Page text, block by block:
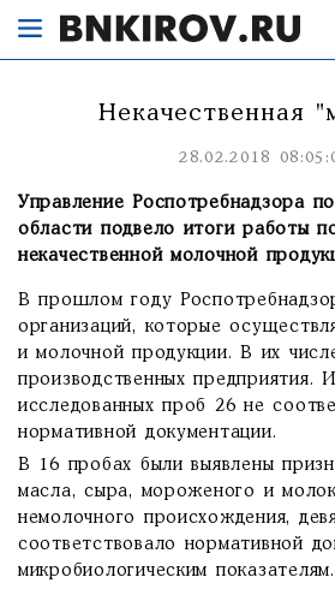
Некачественная
28.02.2018
Управление Роспотребнадзора
области подвело итоги работы
некачественной молочной
В прошлом году
организаций, которые
и молочной продукции. В их
производственных предприятия.
исследованных проб 26 не
нормативной документации.
В 16 пробах были выявлены
масла, сыра, мороженого и
немолочного происхождения,
соответствовало нормативной
микробиологическим